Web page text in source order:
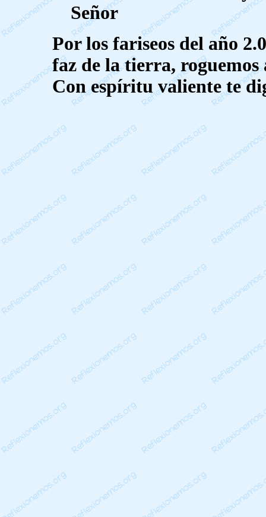
Señor
Por los fariseos del año
faz de la tierra, roguemos
Con espíritu valiente te